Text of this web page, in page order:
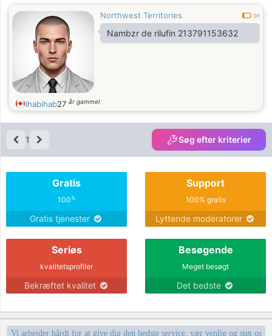
Northwest Territories 0.1
Nambzr de rilufin 213791153632
Ihabihab27 år gammel
1 Søg efter kriterier
Gratis
100%
Gratis tjenester
Support
100% gratis
Lyttende moderatorer
Seriøs
kvalitetsprofiler
Bekræftet kvalitet
Besøgende
Meget besøgt
Det bedste
Vi arbejder hårdt for at give dig den bedste service, vær venlig og støt os